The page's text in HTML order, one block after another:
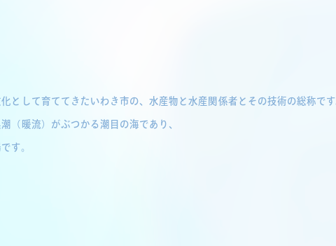
として育ててきたいわき市の、水産物と水産関係者とその技術の総称で
（暖流）がぶつかる潮目の海であり、
す。